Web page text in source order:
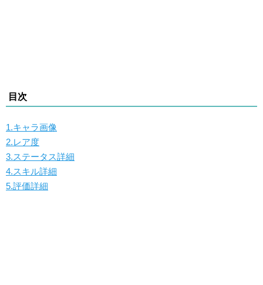
目次
1.キャラ画像
2.レア度
3.ステータス詳細
4.スキル詳細
5.評価詳細